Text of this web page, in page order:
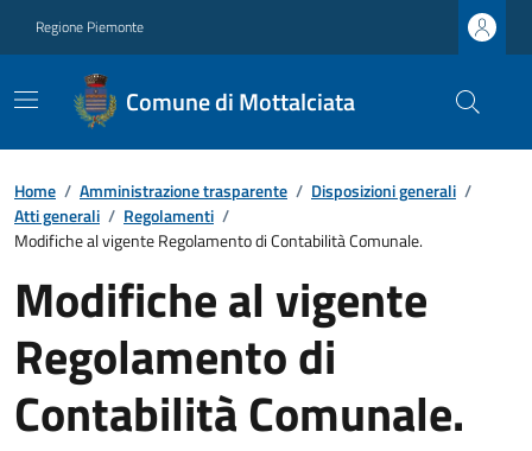
Regione Piemonte
Comune di Mottalciata
Home / Amministrazione trasparente / Disposizioni generali /
Atti generali / Regolamenti /
Modifiche al vigente Regolamento di Contabilità Comunale.
Modifiche al vigente
Regolamento di
Contabilità Comunale.